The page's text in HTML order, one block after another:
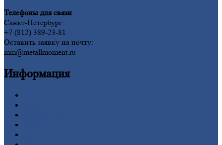
Телефоны для связи
Санкт-Петербург:
+7 (812) 389-23-81
Оставить заявку на почту:
mm@metallmoment.ru
Информация